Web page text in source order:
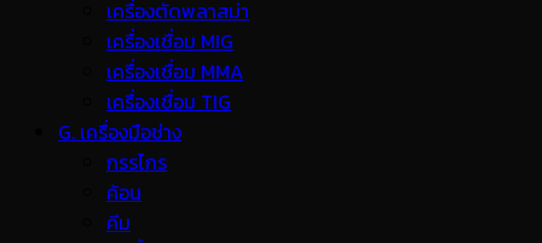
เครื่องตัดพลาสม่า
เครื่องเชื่อม MIG
เครื่องเชื่อม MMA
เครื่องเชื่อม TIG
G. เครื่องมือช่าง
กรรไกร
ค้อน
คีม